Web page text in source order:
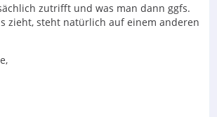
zutrifft und was man dann ggfs.
zieht, steht natürlich auf einem anderen